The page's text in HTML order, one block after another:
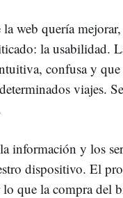
web quería
la usabilidad.
confusa y
viajes.
información y los
dispositivo. El
que la compra del